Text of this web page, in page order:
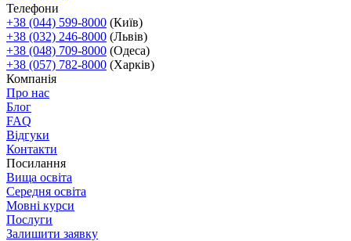
Телефони
+38 (044) 599-8000 (Київ)
+38 (032) 246-8000 (Львів)
+38 (048) 709-8000 (Одеса)
+38 (057) 782-8000 (Харків)
Компанія
Про нас
Блог
FAQ
Відгуки
Контакти
Посилання
Вища освіта
Середня освіта
Мовні курси
Послуги
Залишити заявку